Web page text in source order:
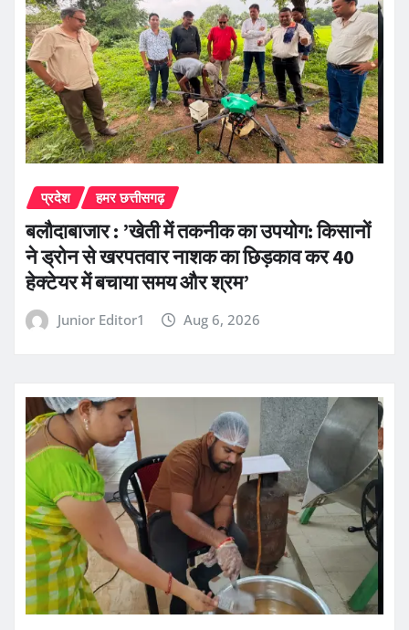
प्रदेश हमर छत्तीसगढ़
बलौदाबाजार : ’खेती में तकनीक का उपयोग: किसानों
ने ड्रोन से खरपतवार नाशक का छिड़काव कर 40
हेक्टेयर में बचाया समय और श्रम’
Junior Editor1 Aug 6, 2026